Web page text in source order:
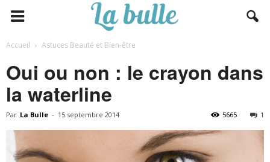
Accueil Astuces Beauté et Bien-être
Oui ou non : le crayon dans
la waterline
Par La Bulle - 15 septembre 2014 1
5665